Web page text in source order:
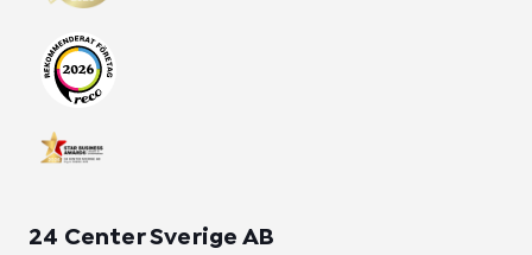
24 Center Sverige AB